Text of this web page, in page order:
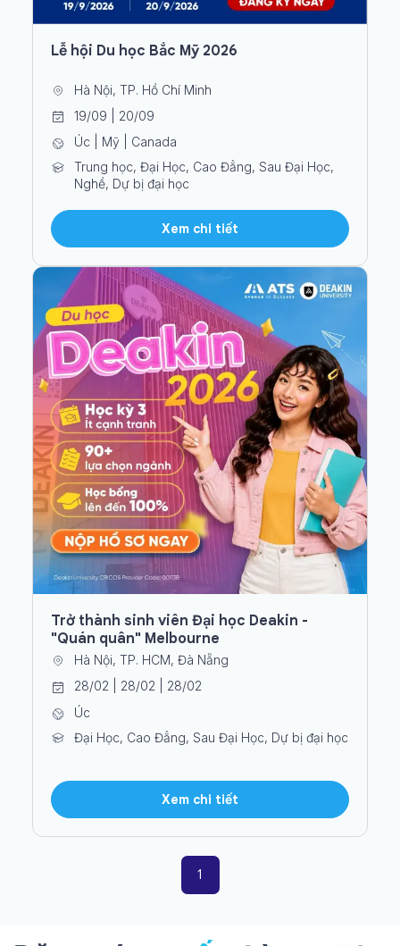
Lễ hội Du học Bắc Mỹ 2026
Hà Nội, TP. Hồ Chí Minh
19/09 | 20/09
Úc | Mỹ | Canada
Trung học, Đại Học, Cao Đẳng, Sau Đại Học,
Nghề, Dự bị đại học
Xem chi tiết
Trở thành sinh viên Đại học Deakin -
"Quán quân" Melbourne
Hà Nội, TP. HCM, Đà Nẵng
28/02 | 28/02 | 28/02
Úc
Đại Học, Cao Đẳng, Sau Đại Học, Dự bị đại học
Xem chi tiết
1